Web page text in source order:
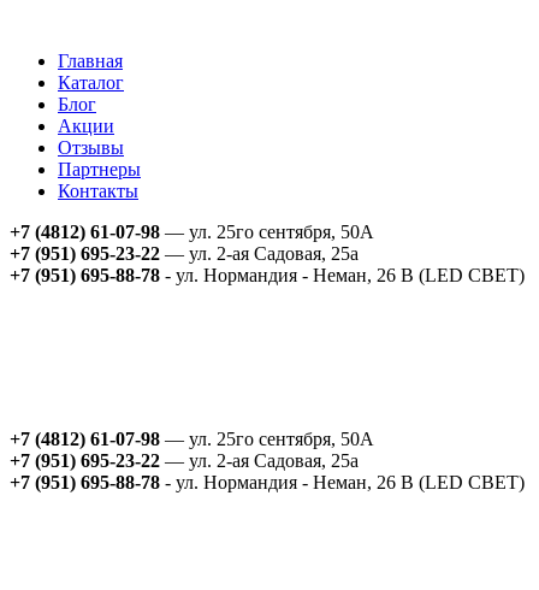
Главная
Каталог
Блог
Акции
Отзывы
Партнеры
Контакты
+7 (4812) 61-07-98 — ул. 25го сентября, 50А
+7 (951) 695-23-22 — ул. 2-ая Садовая, 25а
+7 (951) 695-88-78 - ул. Нормандия - Неман, 26 В (LED СВЕТ)
+7 (4812) 61-07-98 — ул. 25го сентября, 50А
+7 (951) 695-23-22 — ул. 2-ая Садовая, 25а
+7 (951) 695-88-78 - ул. Нормандия - Неман, 26 В (LED СВЕТ)